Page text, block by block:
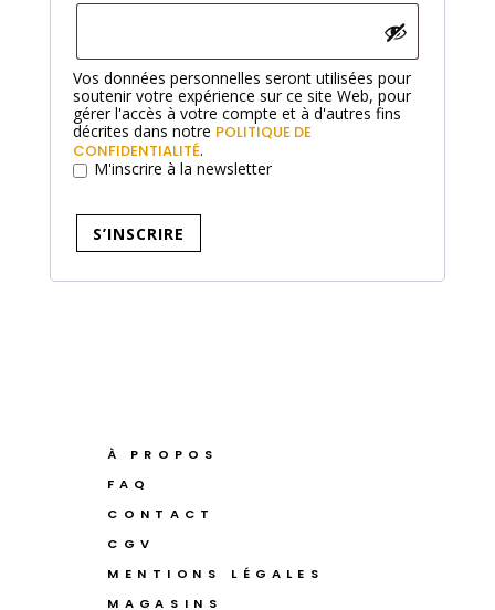
Vos données personnelles seront utilisées pour
soutenir votre expérience sur ce site Web, pour
gérer l'accès à votre compte et à d'autres fins
décrites dans notre POLITIQUE DE
CONFIDENTIALITÉ.
M'inscrire à la newsletter
S’INSCRIRE
À PROPOS
FAQ
CONTACT
CGV
MENTIONS LÉGALES
MAGASINS